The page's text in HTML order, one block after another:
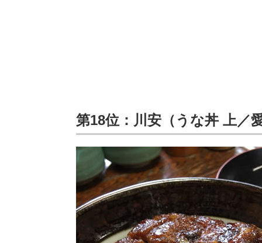
第18位：川安（うな丼 上／